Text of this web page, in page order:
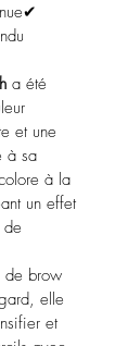
a été
et une
à sa
à la
un effet
de
de brow
elle
et